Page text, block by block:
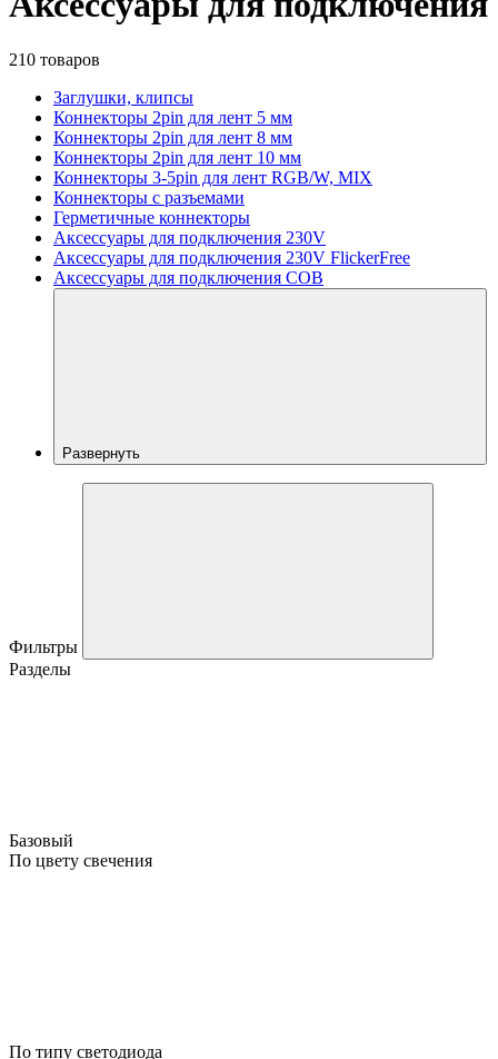
210 товаров
Заглушки, клипсы
Коннекторы 2pin для лент 5 мм
Коннекторы 2pin для лент 8 мм
Коннекторы 2pin для лент 10 мм
Коннекторы 3-5pin для лент RGB/W, MIX
Коннекторы с разъемами
Герметичные коннекторы
Аксессуары для подключения 230V
Аксессуары для подключения 230V FlickerFree
Аксессуары для подключения COB
Развернуть
Фильтры
Разделы
Базовый
По цвету свечения
По типу светодиода